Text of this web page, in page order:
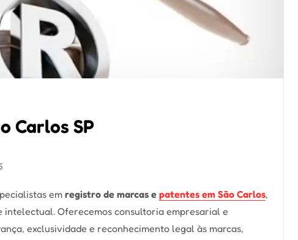
Carlos SP
emregistro de marcas e patentes em São Carlos,
Oferecemos consultoria empresarial e
exclusividade e reconhecimento legal às marcas,